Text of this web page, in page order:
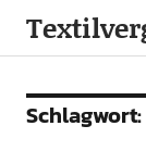
Schlagwort: